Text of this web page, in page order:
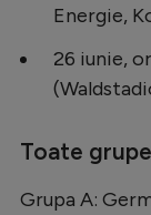
Energie,
26 iunie,
Toate
Grupa A: